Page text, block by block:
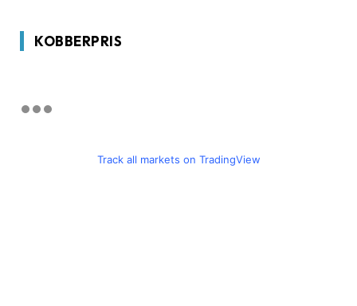
KOBBERPRIS
Track all markets on TradingView